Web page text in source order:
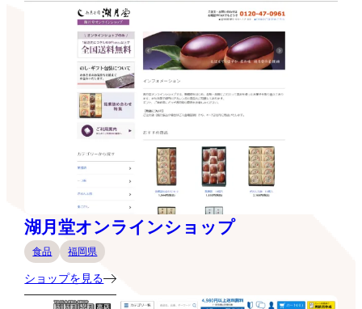
湖月堂オンラインショップ
食品 福岡県
ショップを見る